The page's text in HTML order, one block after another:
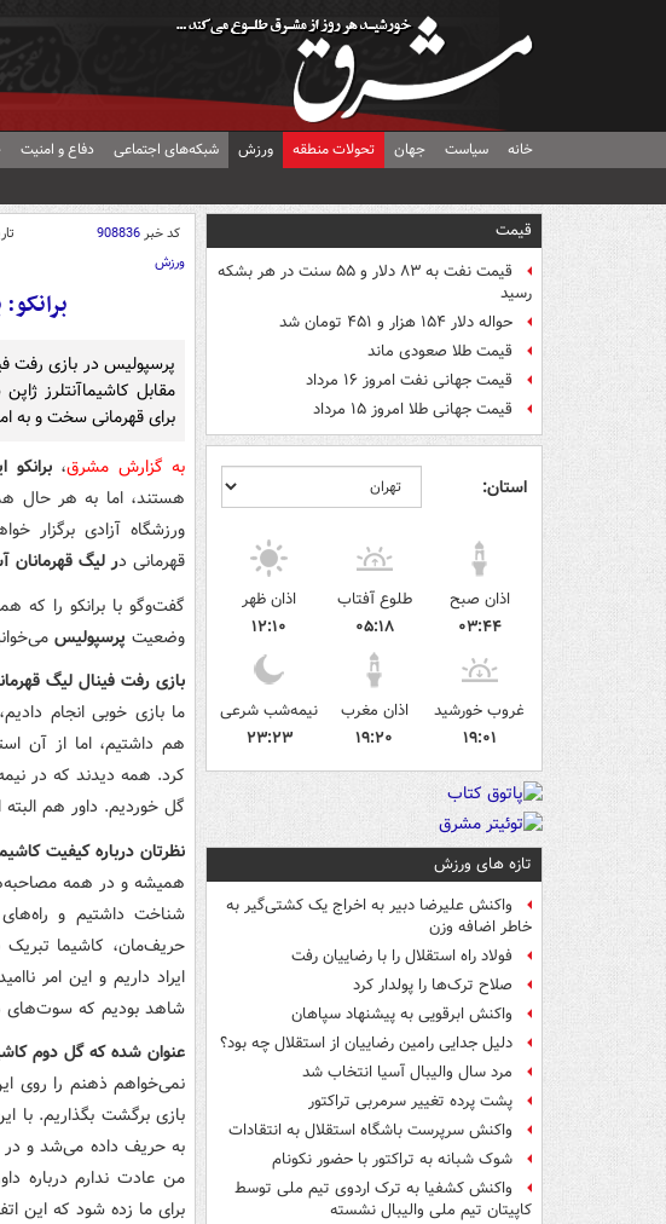
خانه سیاست جهان تحولات منطقه ورزش شبکه‌های اجتماعی دفاع و امنیت
قیمت
قیمت نفت به ۸۳ دلار و ۵۵ سنت در هر بشکه
رسید
حواله دلار ۱۵۴ هزار و ۴۵۱ تومان شد
قیمت طلا صعودی ماند
قیمت جهانی نفت امروز ۱۶ مرداد
قیمت جهانی طلا امروز ۱۵ مرداد
استان:
اذان صبح
۰۳:۴۴
طلوع آفتاب
۰۵:۱۸
اذان ظهر
۱۲:۱۰
غروب خورشید
۱۹:۰۱
اذان مغرب
۱۹:۲۰
نیمه‌شب شرعی
۲۳:۲۳
تازه های ورزش
واکنش علیرضا دبیر به اخراج یک کشتی‌گیر به
خاطر اضافه وزن
فولاد راه استقلال را با رضاییان رفت
صلاح ترک‌ها را پولدار کرد
واکنش ابرقویی به پیشنهاد سپاهان
دلیل جدایی رامین رضاییان از استقلال چه بود؟
مرد سال والیبال آسیا انتخاب شد
پشت پرده تغییر سرمربی تراکتور
واکنش سرپرست باشگاه استقلال به انتقادات
شوک شبانه به تراکتور با حضور نکونام
واکنش کشفیا به ترک اردوی تیم ملی توسط
کاپیتان تیم ملی والیبال نشسته
کد خبر908836
ورزش
برانکو: با 80 هزار تماشاگر غیرممکنی
پرسپولیس در بازی رفت
مقابل کاشیماآنتلرز
برای قهرمانی سخت و به
به گزارش مشرق،برانکو
هستند، اما به هر حال
ورزشگاه آزادی برگزار
قهرمانی در لیگ قهرمانان
گفت‌وگو با برانکو را که
وضعیت پرسپولیس
بازی رفت فینال لیگ
ما بازی خوبی انجام
هم داشتیم، اما از آن
کرد. همه دیدند که در
گل خوردیم. داور هم
نظرتان درباره کیفیت
همیشه و در همه
شناخت داشتیم و راه‌های
حریف‌مان، کاشیما
ایراد داریم و این امر
شاهد بودیم که سوت‌های
عنوان شده که گل دوم
نمی‌خواهم ذهنم را روی
بازی برگشت بگذاریم. با
به حریف داده می‌شد و
من عادت ندارم درباره
برای ما زده شود که این